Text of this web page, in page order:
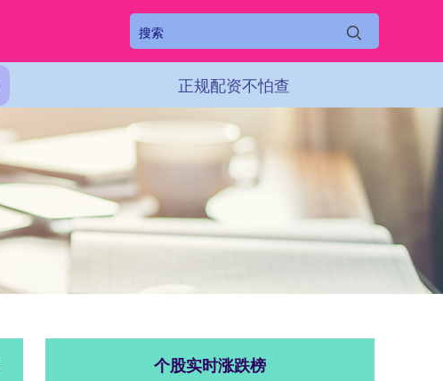
正规配资不怕查
个股实时涨跌榜